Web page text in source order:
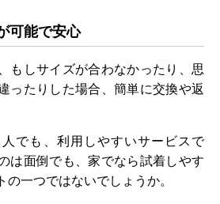
可能で安心
もしサイズが合わなかったり、思
ったりした場合、簡単に交換や返
でも、利用しやすいサービスで
は面倒でも、家でなら試着しやす
の一つではないでしょうか。